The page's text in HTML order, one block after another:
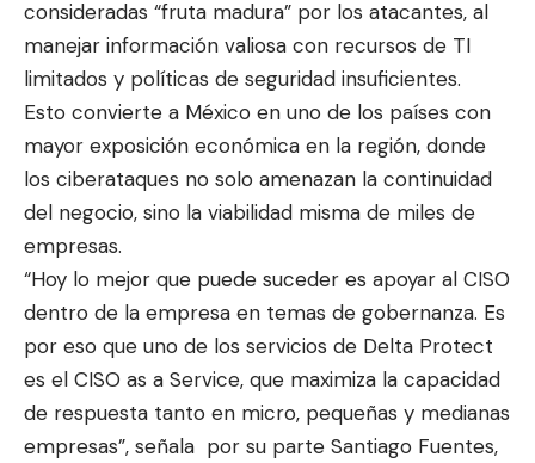
consideradas “fruta madura” por los atacantes, al
manejar información valiosa con recursos de TI
limitados y políticas de seguridad insuficientes.
Esto convierte a México en uno de los países con
mayor exposición económica en la región, donde
los ciberataques no solo amenazan la continuidad
del negocio, sino la viabilidad misma de miles de
empresas.
“Hoy lo mejor que puede suceder es apoyar al CISO
dentro de la empresa en temas de gobernanza. Es
por eso que uno de los servicios de Delta Protect
es el CISO as a Service, que maximiza la capacidad
de respuesta tanto en micro, pequeñas y medianas
empresas”, señala por su parte Santiago Fuentes,